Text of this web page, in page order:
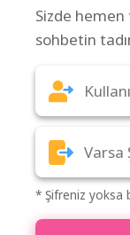
Sizde
sohbetin
* Şifreniz yoksa